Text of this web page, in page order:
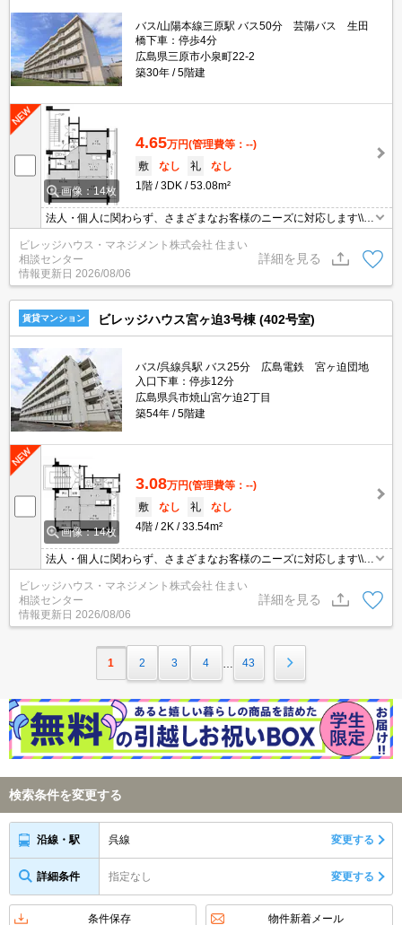
バス/山陽本線三原駅 バス50分 芸陽バス 生田
橋下車：停歩4分
広島県三原市小泉町22-2
築30年
5階建
画像：14枚
4.65万円(管理費等：--)
敷
なし 礼
なし
1階
3DK 53.08m²
法人・個人に関わらず、さまざまなお客様のニーズに対応します\\n
敷金・礼金・更新料・鍵交換手数料0円！※契約内容や審査の結
果、敷金をお預かりする場合がございます。
ビレッジハウス・マネジメント株式会社 住まい
相談センター
情報更新日 2026/08/06
詳細を見る
賃貸マンション ビレッジハウス宮ヶ迫3号棟 (402号室)
バス/呉線呉駅 バス25分 広島電鉄 宮ヶ迫団地
入口下車：停歩12分
広島県呉市焼山宮ケ迫2丁目
築54年
5階建
画像：14枚
3.08万円(管理費等：--)
敷
なし 礼
なし
4階
2K 33.54m²
法人・個人に関わらず、さまざまなお客様のニーズに対応します\\n
敷金・礼金・更新料・鍵交換手数料0円！※契約内容や審査の結
果、敷金をお預かりする場合がございます。
ビレッジハウス・マネジメント株式会社 住まい
相談センター
情報更新日 2026/08/06
詳細を見る
1 2 3 4 43
検索条件を変更する
沿線・駅 呉線 変更する
詳細条件 指定なし 変更する
条件保存 物件新着メール